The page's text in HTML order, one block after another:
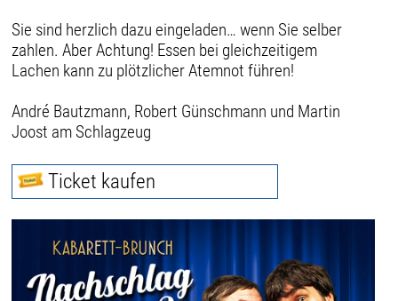
Sie sind herzlich dazu eingeladen… wenn Sie selber
zahlen. Aber Achtung! Essen bei gleichzeitigem
Lachen kann zu plötzlicher Atemnot führen!
André Bautzmann, Robert Günschmann und Martin
Joost am Schlagzeug
Ticket kaufen